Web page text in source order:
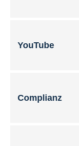
YouTube
Complianz